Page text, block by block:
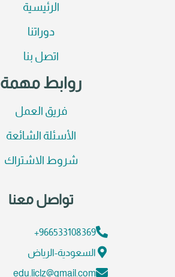
الرئيسية
دوراتنا
اتصل بنا
روابط مهمة
فريق العمل
الأسئلة الشائعة
شروط الاشتراك
تواصل معنا
966533108369+
السعودية-الرياض
edu.liclz@gmail.com